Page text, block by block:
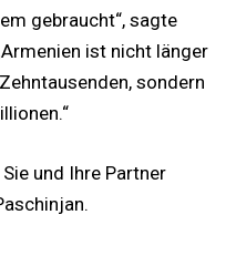
gebraucht“, sagte
ist nicht länger
sondern
und Ihre Partner